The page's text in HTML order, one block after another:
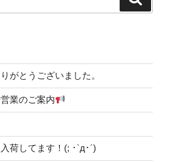
がとうございました。
業のご案内
荷してます！(; ･`д･´)